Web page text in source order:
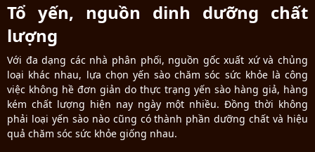
Tổ yến, nguồn dinh dưỡng chất
lượng
Với đa dạng các nhà phân phối, nguồn gốc xuất xứ và chủng
loại khác nhau, lựa chọn yến sào chăm sóc sức khỏe là công
việc không hề đơn giản do thực trạng yến sào hàng giả, hàng
kém chất lượng hiện nay ngày một nhiều. Đồng thời không
phải loại yến sào nào cũng có thành phần dưỡng chất và hiệu
quả chăm sóc sức khỏe giống nhau.